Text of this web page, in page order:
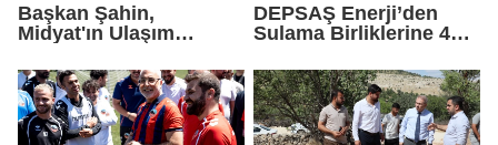
Başkan Şahin,
Midyat'ın Ulaşım
Taşıdı
DEPSAŞ Enerji’den
Sulama Birliklerine 48